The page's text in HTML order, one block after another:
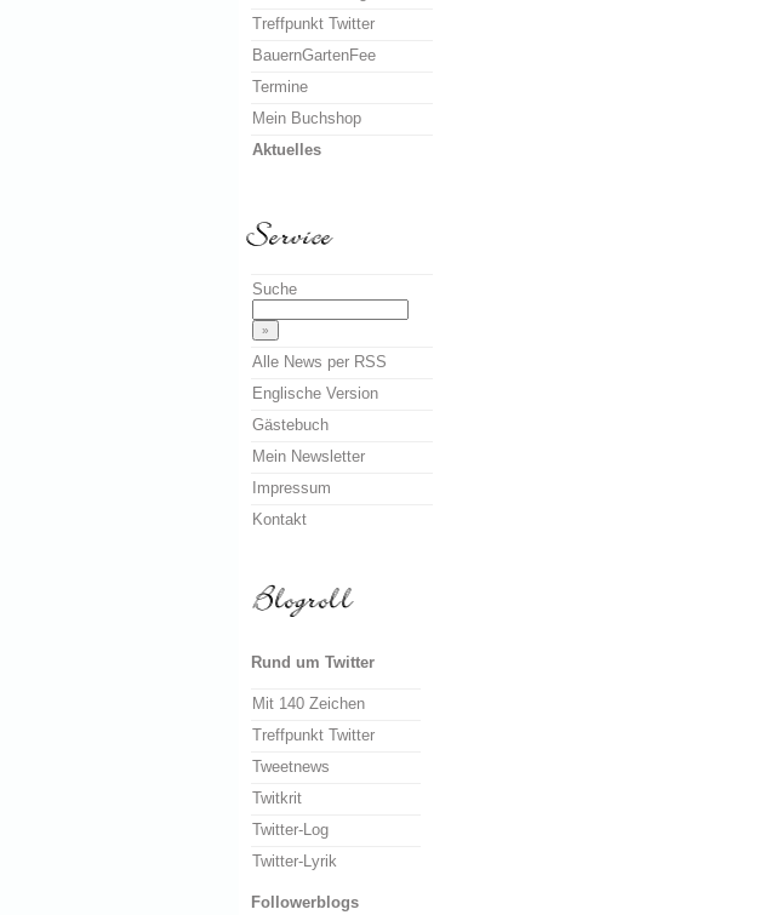
Treffpunkt Twitter
BauernGartenFee
Termine
Mein Buchshop
Aktuelles
Suche
Alle News per RSS
Englische Version
Gästebuch
Mein Newsletter
Impressum
Kontakt
Rund um Twitter
Mit 140 Zeichen
Treffpunkt Twitter
Tweetnews
Twitkrit
Twitter-Log
Twitter-Lyrik
Followerblogs